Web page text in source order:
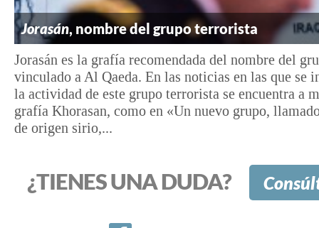
Jorasán, nombre del grupo terrorista
Jorasán es la grafía recomendada del nombre del
vinculado a Al Qaeda. En las noticias en las que se
la actividad de este grupo terrorista se encuentra a
grafía Khorasan, como en «Un nuevo grupo,
de origen sirio,...
¿TIENES UNA DUDA?